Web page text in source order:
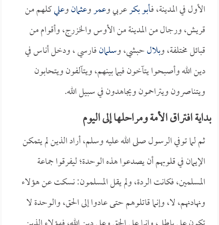
الأول في المدينة، فـأبو بكرعربي وعمروعثمانوعليكلهم من
قريش، ورجال من المدينة من الأوس والخزرج، وأقوام من
قبائل مختلفة، وبلالحبشي، وسلمانفارسي ، ودخل أناس في
دين الله وأصبحوا يتآخون فيما بينهم، ويتآلفون ويتحابون
ويتناصرون ويتراحمون ويجاهدون في سبيل الله.
بداية افتراق الأمة ومراحلها إلى اليوم
ثم لما توفي الرسول صلى الله عليه وسلم، أراد الذين لم يتمكن
الإيمان في قلوبهم أن يصدعوا هذه الوحدة؛ ليفرقوا جماعة
المسلمين، فكانت الردة، ولم يقل المسلمون: نسكت عن هؤلاء
ونهادنهم، لا، وإنما قاتلوهم حتى عادوا إلى الحق، والوحدة لا